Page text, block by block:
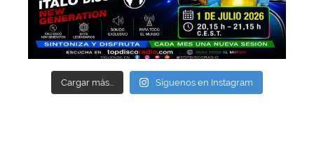
Cargar más... Síguenos en Instagram